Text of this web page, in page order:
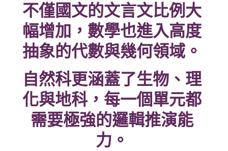
不僅國文的文言文比例大
幅增加，數學也進入高度
抽象的代數與幾何領域。
自然科更涵蓋了生物、理
化與地科，每一個單元都
需要極強的邏輯推演能
力。